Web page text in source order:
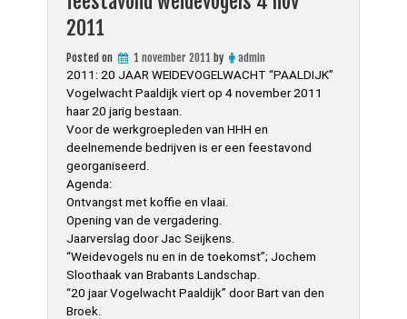
2011
Posted on 1 november 2011 by
admin
2011: 20 JAAR WEIDEVOGELWACHT “PAALDIJK”
Vogelwacht Paaldijk viert op 4 november 2011
haar 20 jarig bestaan.
Voor de werkgroepleden van HHH en
deelnemende bedrijven is er een feestavond
georganiseerd.
Agenda:
Ontvangst met koffie en vlaai.
Opening van de vergadering.
Jaarverslag door Jac Seijkens.
“Weidevogels nu en in de toekomst”; Jochem
Sloothaak van Brabants Landschap.
“20 jaar Vogelwacht Paaldijk” door Bart van den
Broek.